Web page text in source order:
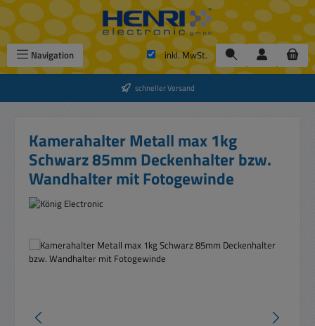
Zum Hauptinhalt springen
Navigation inkl. MwSt.
schneller Versand
Kamerahalter Metall max 1kg
Schwarz 85mm Deckenhalter bzw.
Wandhalter mit Fotogewinde